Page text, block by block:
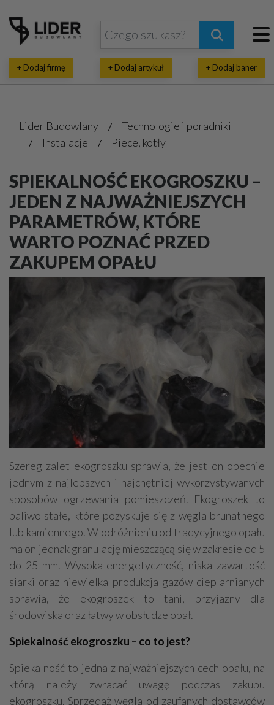
+ Dodaj firmę + Dodaj artykuł + Dodaj baner
Lider Budowlany
Technologie i poradniki
Instalacje
Piece, kotły
SPIEKALNOŚĆ EKOGROSZKU –
JEDEN Z NAJWAŻNIEJSZYCH
PARAMETRÓW, KTÓRE
WARTO POZNAĆ PRZED
ZAKUPEM OPAŁU
Szereg zalet ekogroszku sprawia, że jest on obecnie
jednym z najlepszych i najchętniej wykorzystywanych
sposobów ogrzewania pomieszczeń. Ekogroszek to
paliwo stałe, które pozyskuje się z węgla brunatnego
lub kamiennego. W odróżnieniu od tradycyjnego opału
ma on jednak granulację mieszczącą się w zakresie od 5
do 25 mm. Wysoka energetyczność, niska zawartość
siarki oraz niewielka produkcja gazów cieplarnianych
sprawia, że ekogroszek to tani, przyjazny dla
środowiska oraz łatwy w obsłudze opał.
Spiekalność ekogroszku – co to jest?
Spiekalność to jedna z najważniejszych cech opału, na
którą należy zwracać uwagę podczas zakupu
ekogroszku. Sprzedaż węgla od zaufanych dostawców